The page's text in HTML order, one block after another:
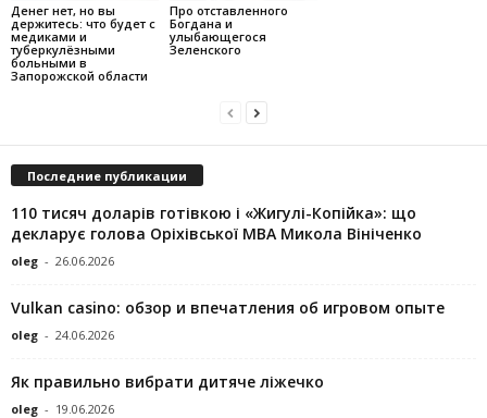
Денег нет, но вы
держитесь: что будет с
медиками и
туберкулёзными
больными в
Запорожской области
Про отставленного
Богдана и
улыбающегося
Зеленского
Последние публикации
110 тисяч доларів готівкою і «Жигулі-Копійка»: що
декларує голова Оріхівської МВА Микола Вініченко
oleg - 26.06.2026
Vulkan casino: обзор и впечатления об игровом опыте
oleg - 24.06.2026
Як правильно вибрати дитяче ліжечко
oleg - 19.06.2026